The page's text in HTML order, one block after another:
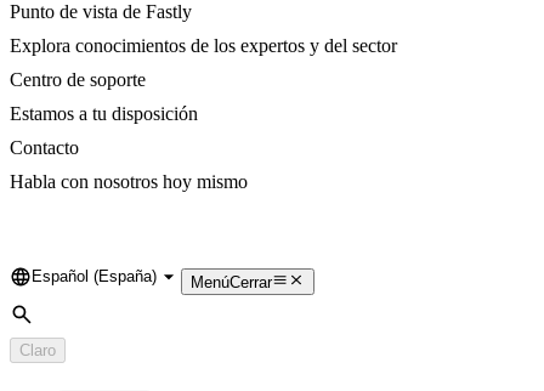
Punto de vista de Fastly
Explora conocimientos de los expertos y del sector
Centro de soporte
Estamos a tu disposición
Contacto
Habla con nosotros hoy mismo
Language
Español (España) MenúCerrar
Búsqueda
Claro